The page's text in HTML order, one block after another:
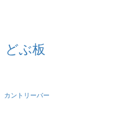
どぶ板
カントリーバー